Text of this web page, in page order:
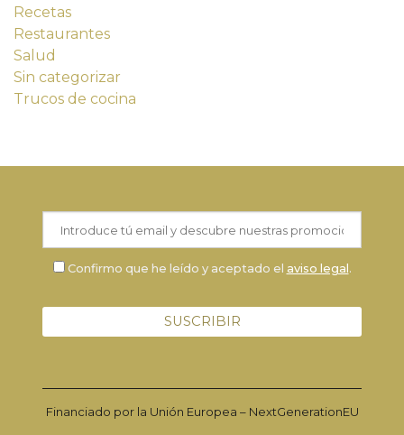
Recetas
Restaurantes
Salud
Sin categorizar
Trucos de cocina
Confirmo que he leído y aceptado el aviso legal.
Financiado por la Unión Europea – NextGenerationEU